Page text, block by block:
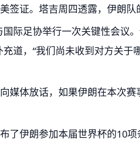
签证。塔吉周四透露，伊朗队
国际足协举行一次关键性会议
道，“我们尚未收到对方关
媒体放话，如果伊朗在本次
了伊朗参加本届世界杯的10